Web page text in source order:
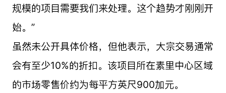
规模的项目需要我们来处理。这个趋势才刚刚开
始。”
虽然未公开具体价格，但他表示，大宗交易通常
会有至少10%的折扣。该项目所在素里中心区域
的市场零售价约为每平方英尺900加元。